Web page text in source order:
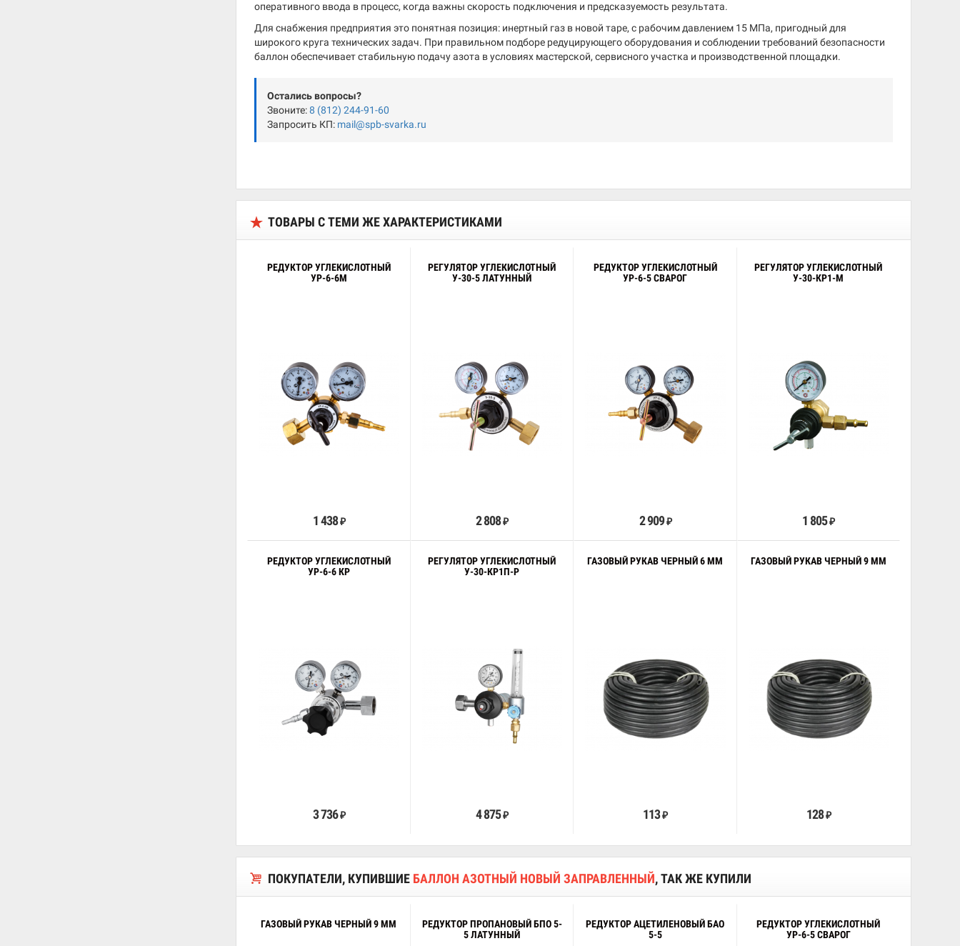
оперативного ввода в процесс, когда важны скорость подключения и предсказуемость результата.
Для снабжения предприятия это понятная позиция: инертный газ в новой таре, с рабочим давлением 15 МПа, пригодный для
широкого круга технических задач. При правильном подборе редуцирующего оборудования и соблюдении требований безопасности
баллон обеспечивает стабильную подачу азота в условиях мастерской, сервисного участка и производственной площадки.
Остались вопросы?
Звоните:8 (812) 244-91-60
Запросить КП: mail@spb-svarka.ru
ТОВАРЫ С ТЕМИ ЖЕ ХАРАКТЕРИСТИКАМИ
РЕДУКТОР УГЛЕКИСЛОТНЫЙ
УР-6-6М
1 438 ₽
РЕГУЛЯТОР УГЛЕКИСЛОТНЫЙ
У-30-5 ЛАТУННЫЙ
2 808₽
РЕДУКТОР УГЛЕКИСЛОТНЫЙ
УР-6-5 СВАРОГ
2 909 ₽
РЕГУЛЯТОР УГЛЕКИСЛОТНЫЙ
У-30-КР1-М
1 805₽
РЕДУКТОР УГЛЕКИСЛОТНЫЙ
УР-6-6 КР
3 736 ₽
РЕГУЛЯТОР УГЛЕКИСЛОТНЫЙ
У-30-КР1П-Р
4 875₽
ГАЗОВЫЙ РУКАВ ЧЕРНЫЙ 6 ММ
113₽
ГАЗОВЫЙ РУКАВ ЧЕРНЫЙ 9 ММ
128 ₽
ПОКУПАТЕЛИ, КУПИВШИЕ БАЛЛОН АЗОТНЫЙ НОВЫЙ ЗАПРАВЛЕННЫЙ, ТАК ЖЕ КУПИЛИ
ГАЗОВЫЙ РУКАВ ЧЕРНЫЙ 9 ММ
РЕДУКТОР ПРОПАНОВЫЙ БПО 5-
5 ЛАТУННЫЙ
РЕДУКТОР АЦЕТИЛЕНОВЫЙ БАО
5-5
РЕДУКТОР УГЛЕКИСЛОТНЫЙ
УР-6-5 СВАРОГ